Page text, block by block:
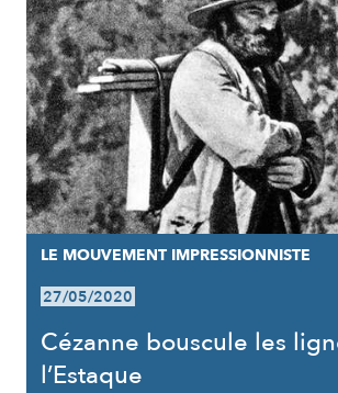
LE MOUVEMENT IMPRESSIONNISTE
27/05/2020
Cézanne bouscule les
l’Estaque